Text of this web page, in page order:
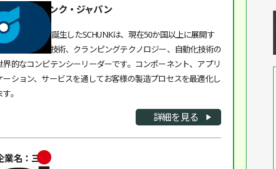
業名：シュンク・ジャパン
年ドイツに誕生したSCHUNKは、現在50か国以上に展開す
グリッピング技術、クランピングテクノロジー、自動化技術の
界的なコンピテンシーリーダーです。コンポーネント、アプリ
ーション、サービスを通してお客様の製造プロセスを最適化し
。
詳細を見る
業名：三明